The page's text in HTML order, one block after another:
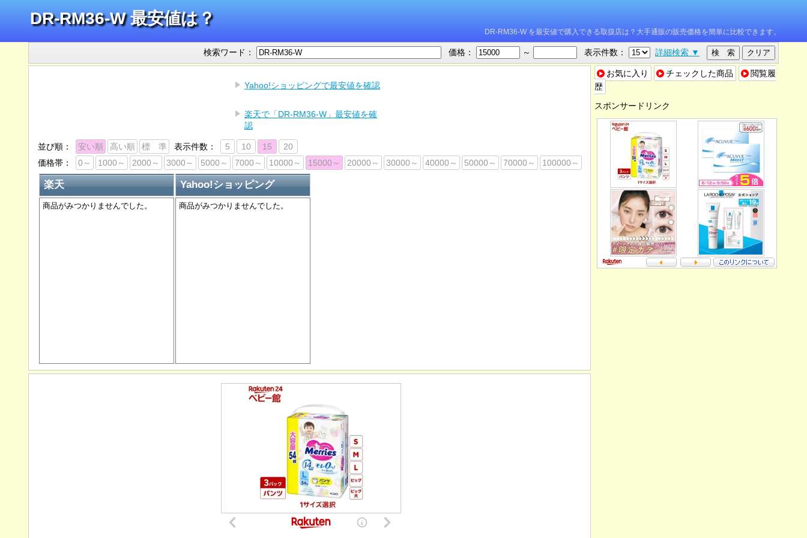
DR-RM36-W 最安値は？
DR-RM36-W を最安値で購入できる取扱店は？大手通販の販売価格を簡単に比較できます。
検索ワード： 価格： ～ 表示件数： 詳細検索 ▼
お気に入り チェックした商品
閲覧履
歴
スポンサードリンク
Yahoo!ショッピングで最安値を確認
楽天で「DR-RM36-W」最安値を確
認
並び順： 安い順 高い順 標 準 表示件数： 5 10 15
20
価格帯：
0～ 1000～ 2000～ 3000～ 5000～ 7000～ 10000～ 15000～ 20000～ 30000～ 40000～ 50000～ 70000～ 100000～
楽天
商品がみつかりませんでした。
Yahoo!ショッピング
商品がみつかりませんでした。